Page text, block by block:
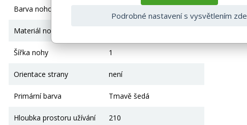
Barva nohou
Materiál nohou
Šířka nohy 1
Orientace strany není
Primární barva Tmavě šedá
Hloubka prostoru užívání 210
Podrobné nastavení s vysvětlením zde